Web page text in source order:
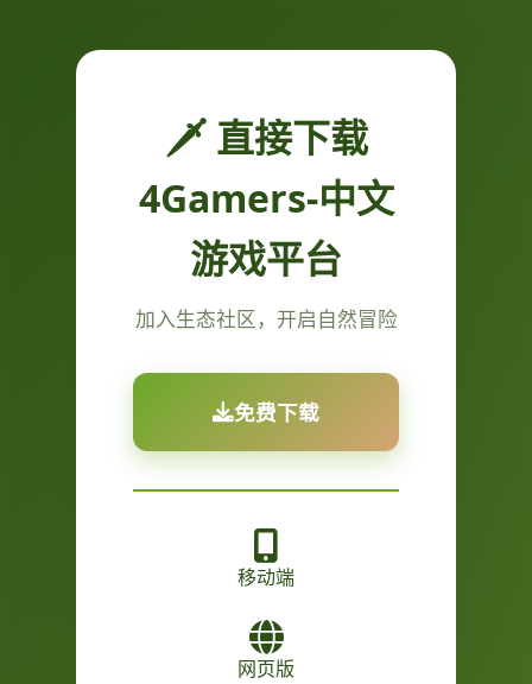
🗡️ 直接下载
4Gamers-中文
游戏平台
加入生态社区，开启自然冒险
免费下载
移动端
网页版